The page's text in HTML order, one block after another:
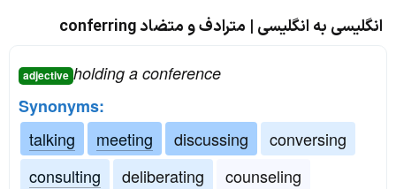
انگلیسی به انگلیسی | مترادف و متضاد conferring
adjective holding a conference
Synonyms:
talking
meeting discussing
conversing
consulting
deliberating counseling